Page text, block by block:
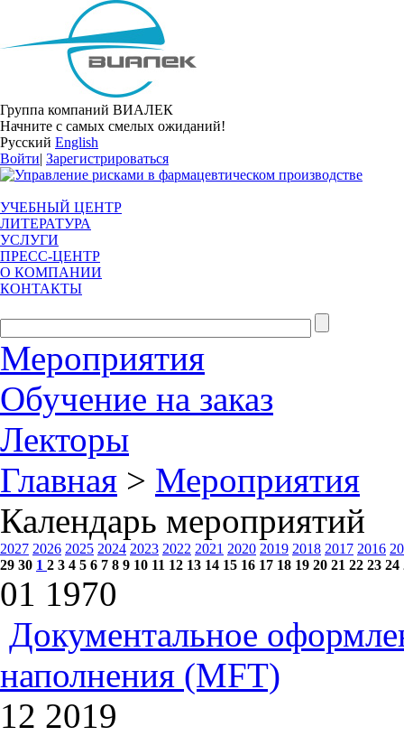
Группа компаний ВИАЛЕК
Начните с самых смелых ожиданий!
Русский English
Войти| Зарегистрироваться
УЧЕБНЫЙ ЦЕНТР
ЛИТЕРАТУРА
УСЛУГИ
ПРЕСС-ЦЕНТР
О КОМПАНИИ
КОНТАКТЫ
Мероприятия
Обучение на заказ
Лекторы
Главная > Мероприятия
Календарь мероприятий
2027 2026 2025 2024 2023 2022 2021 2020 2019 2018 2017 2016
29 30 1 2 3 4 5 6 7 8 9 10 11 12 13 14 15 16 17 18 19 20 21 22 23 24
01 1970
Документальное
наполнения (MFT)
12 2019